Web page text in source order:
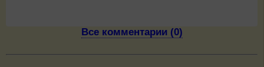
Все комментарии (0)